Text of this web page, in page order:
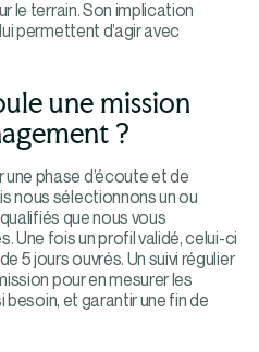
le terrain. Son implication
permettent d’agir avec
une mission
?
phase d’écoute et de
nous sélectionnons un ou
que nous vous
Une fois un profil validé, celui-ci
5 jours ouvrés. Un suivi régulier
pour en mesurer les
et garantir une fin de